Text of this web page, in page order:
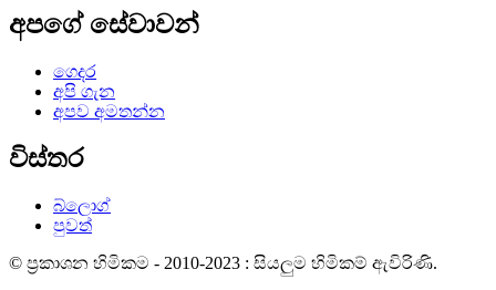
අපගේ සේවාවන්
ගෙදර
අපි ගැන
අපව අමතන්න
විස්තර
බ්ලොග්
පුවත්
© ප්‍රකාශන හිමිකම - 2010-2023 : සියලුම හිමිකම් ඇවිරිණි.